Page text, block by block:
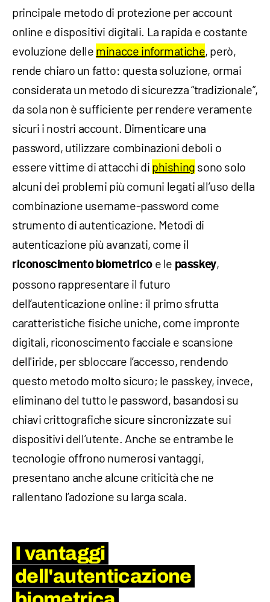
principale metodo di protezione per account
online e dispositivi digitali. La rapida e costante
evoluzione delle minacce informatiche, però,
rende chiaro un fatto: questa soluzione, ormai
considerata un metodo di sicurezza “tradizionale”,
da sola non è sufficiente per rendere veramente
sicuri i nostri account. Dimenticare una
password, utilizzare combinazioni deboli o
essere vittime di attacchi di phishing sono solo
alcuni dei problemi più comuni legati all’uso della
combinazione username-password come
strumento di autenticazione. Metodi di
autenticazione più avanzati, come il
riconoscimento biometrico e le passkey,
possono rappresentare il futuro
dell’autenticazione online: il primo sfrutta
caratteristiche fisiche uniche, come impronte
digitali, riconoscimento facciale e scansione
dell'iride, per sbloccare l’accesso, rendendo
questo metodo molto sicuro; le passkey, invece,
eliminano del tutto le password, basandosi su
chiavi crittografiche sicure sincronizzate sui
dispositivi dell’utente. Anche se entrambe le
tecnologie offrono numerosi vantaggi,
presentano anche alcune criticità che ne
rallentano l’adozione su larga scala.
I vantaggi
dell'autenticazione